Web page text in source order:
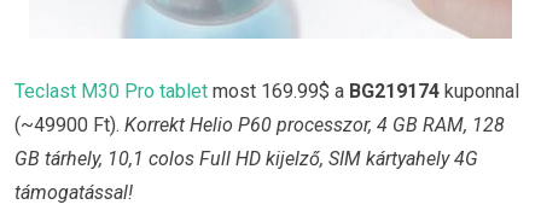
Teclast M30 Pro tablet most 169.99$ a BG219174 kuponnal
(~49900 Ft). Korrekt Helio P60 processzor, 4 GB RAM, 128
GB tárhely, 10,1 colos Full HD kijelző, SIM kártyahely 4G
támogatással!